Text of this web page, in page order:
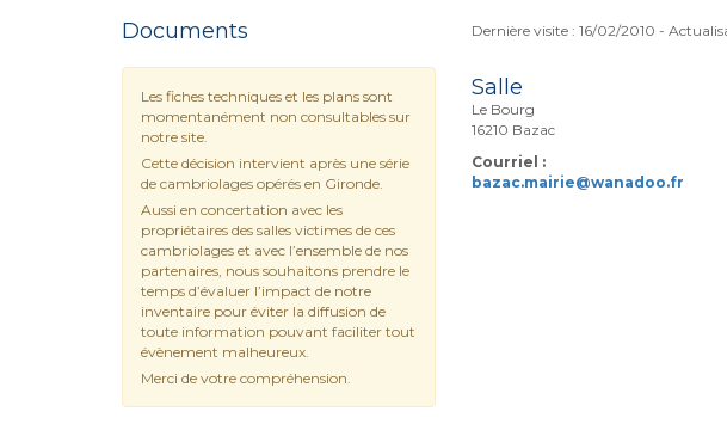
Documents
Les fiches techniques et les plans sont
momentanément non consultables sur
notre site.
Cette décision intervient après une série
de cambriolages opérés en Gironde.
Aussi en concertation avec les
propriétaires des salles victimes de ces
cambriolages et avec l’ensemble de nos
partenaires, nous souhaitons prendre le
temps d’évaluer l’impact de notre
inventaire pour éviter la diffusion de
toute information pouvant faciliter tout
évènement malheureux.
Merci de votre compréhension.
Dernière visite : 16/02/2010 -
Salle
Le Bourg
16210 Bazac
Courriel :
bazac.mairie@wanadoo.fr